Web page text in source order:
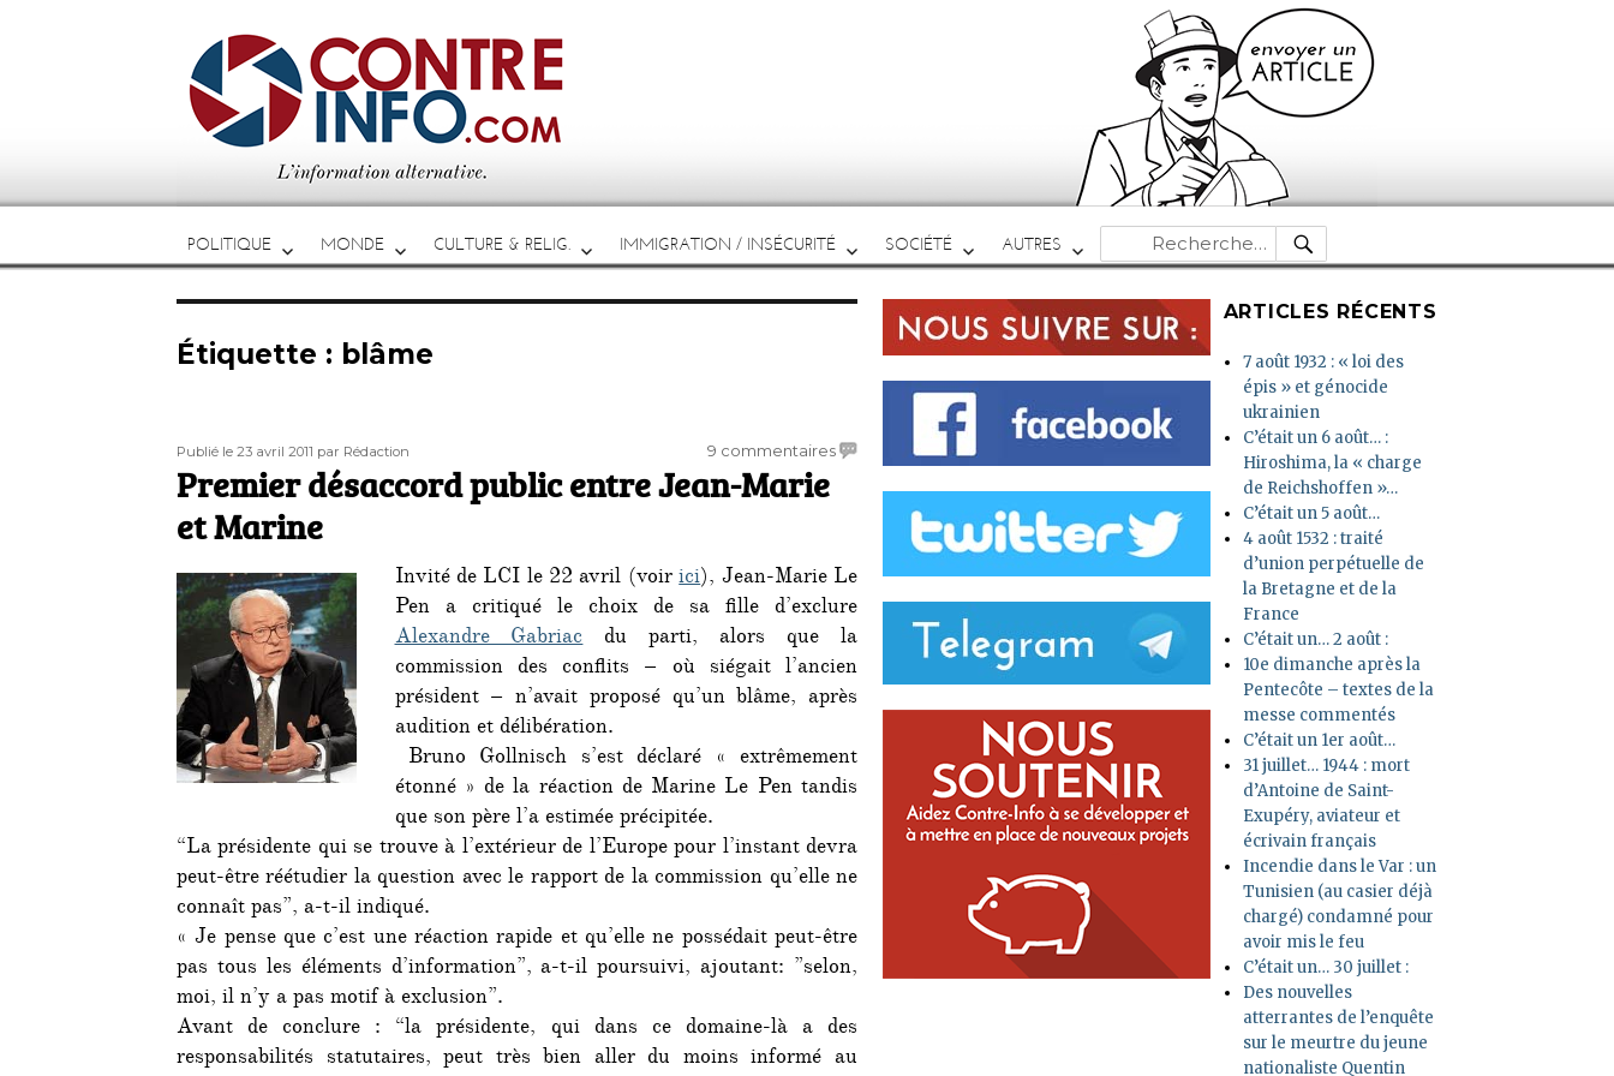
POLITIQUE MONDE CULTURE & RELIG. IMMIGRATION / INSÉCURITÉ SOCIÉTÉ AUTRES
Recherche
pour :
RECHERCHE
Étiquette : blâme
Publié
le
Publié le 23 avril 2011 Auteur
par Rédaction 9 commentairessur
Jean-
Marie
et
Premier désaccord public entre Jean-Marie
et Marine
Invité de LCI le 22 avril (voirici), Jean-Marie Le
Pen a critiqué le choix de sa fille d’exclure
Alexandre Gabriacdu parti, alors que la
commission des conflits – où siégait l’ancien
président – n’avait proposé qu’un blâme, après
audition et délibération.
Bruno Gollnisch s’est déclaré « extrêmement
étonné » de la réaction de Marine Le Pen tandis
que son père l’a estimée précipitée.
“La présidente qui se trouve à l’extérieur de l’Europe pour l’instant devra
peut-être réétudier la question avec le rapport de la commission qu’elle ne
connaît pas”, a-t-il indiqué.
« Je pense que c’est une réaction rapide et qu’elle ne possédait peut-être
pas tous les éléments d’information”, a-t-il poursuivi, ajoutant: ”selon,
moi, il n’y a pas motif à exclusion”.
Avant de conclure : “la présidente, qui dans ce domaine-là a des
responsabilités statutaires, peut très bien aller du moins informé au
ARTICLES RÉCENTS
7 août 1932 : « loi des
épis » et génocide
ukrainien
C’était un 6 août… :
Hiroshima, la « charge
de Reichshoffen »…
C’était un 5 août…
4 août 1532 : traité
d’union perpétuelle de
la Bretagne et de la
France
C’était un… 2 août :
10e dimanche après la
Pentecôte – textes de la
messe commentés
C’était un 1er août…
31 juillet… 1944 : mort
d’Antoine de Saint-
Exupéry, aviateur et
écrivain français
Incendie dans le Var : un
Tunisien (au casier déjà
chargé) condamné pour
avoir mis le feu
C’était un… 30 juillet :
Des nouvelles
atterrantes de l’enquête
sur le meurtre du jeune
nationaliste Quentin